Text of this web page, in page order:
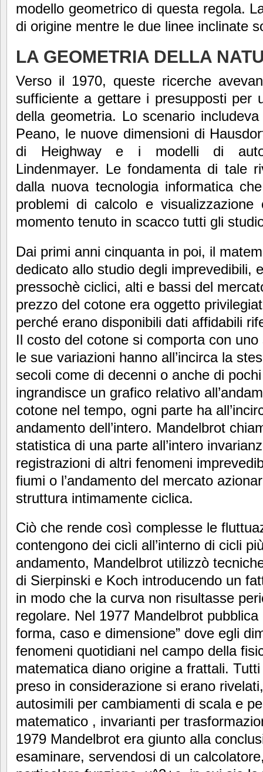
modello geometrico di questa regola.
di origine mentre le due linee inclinate
LA GEOMETRIA DELLA
Verso il 1970, queste ricerche
sufficiente a gettare i presupposti per
della geometria. Lo scenario
Peano, le nuove dimensioni di
di Heighway e i modelli di
Lindenmayer. Le fondamenta di tale
dalla nuova tecnologia informatica
problemi di calcolo e
momento tenuto in scacco tutti gli
Dai primi anni cinquanta in poi, il
dedicato allo studio degli imprevedibili,
pressochè ciclici, alti e bassi del
prezzo del cotone era oggetto
perché erano disponibili dati affidabili
Il costo del cotone si comporta con
le sue variazioni hanno all’incirca la
secoli come di decenni o anche di
ingrandisce un grafico relativo
cotone nel tempo, ogni parte ha
andamento dell’intero. Mandelbrot
statistica di una parte all’intero
registrazioni di altri fenomeni
fiumi o l’andamento del mercato
struttura intimamente ciclica.
Ciò che rende così complesse le
contengono dei cicli all’interno di cicli
andamento, Mandelbrot utilizzò
di Sierpinski e Koch introducendo un
in modo che la curva non risultasse
regolare. Nel 1977 Mandelbrot
forma, caso e dimensione” dove egli
fenomeni quotidiani nel campo della
matematica diano origine a frattali.
preso in considerazione si erano
autosimili per cambiamenti di scala e
matematico , invarianti per
1979 Mandelbrot era giunto alla
esaminare, servendosi di un